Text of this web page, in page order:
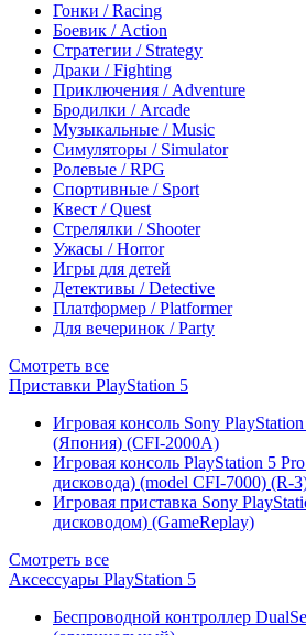
Гонки / Racing
Боевик / Action
Стратегии / Strategy
Драки / Fighting
Приключения / Adventure
Бродилки / Arcade
Музыкальные / Music
Симуляторы / Simulator
Ролевые / RPG
Спортивные / Sport
Квест / Quest
Стрелялки / Shooter
Ужасы / Horror
Игры для детей
Детективы / Detective
Платформер / Platformer
Для вечеринок / Party
Смотреть все
Приставки PlayStation 5
Игровая консоль Sony
(Япония) (CFI-2000A)
Игровая консоль PlayStation 5
дисковода) (model CFI-7000) (R-
Игровая приставка Sony
дисководом) (GameReplay)
Смотреть все
Аксессуары PlayStation 5
Беспроводной контроллер